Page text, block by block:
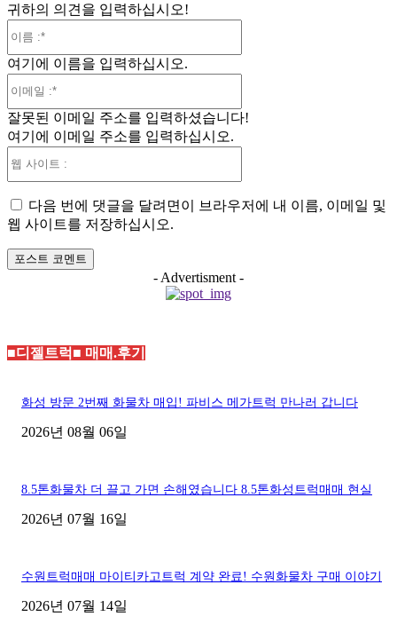
귀하의 의견을 입력하십시오!
여기에 이름을 입력하십시오.
일
잘못된 이메일 주소를 입력하셨습니다!
여기에 이메일 주소를 입력하십시오.
트
다음 번에 댓글을 달려면이 브라우저에 내 이름, 이메일 및
웹 사이트를 저장하십시오.
- Advertisment -
■디젤트럭■ 매매.후기
화성 방문 2번째 화물차 매입! 파비스 메가트럭 만나러 갑니다
2026년 08월 06일
8.5톤화물차 더 끌고 가면 손해였습니다 8.5톤화성트럭매매 현실
2026년 07월 16일
수원트럭매매 마이티카고트럭 계약 완료! 수원화물차 구매 이야기
2026년 07월 14일